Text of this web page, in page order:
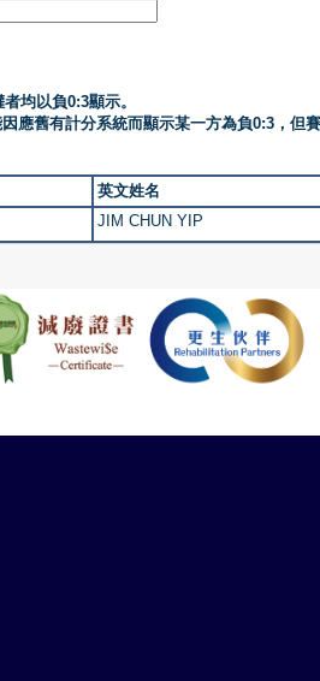
均以負0:3顯示。
應舊有計分系統而顯示某一方為負0:3，但
英文姓名
JIM CHUN YIP